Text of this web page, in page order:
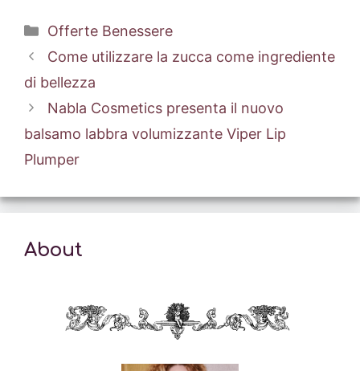
Categorie
Offerte Benessere
Come utilizzare la zucca come ingrediente
di bellezza
Nabla Cosmetics presenta il nuovo
balsamo labbra volumizzante Viper Lip
Plumper
About